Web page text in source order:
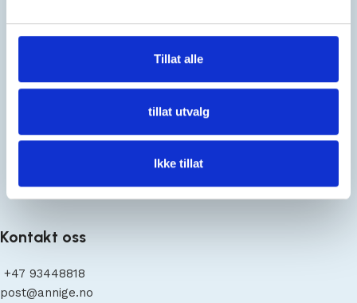
Tillat alle
tillat utvalg
Ikke tillat
Org nummer 931 878 778
Kontakt oss
+47 93448818
post@annige.no